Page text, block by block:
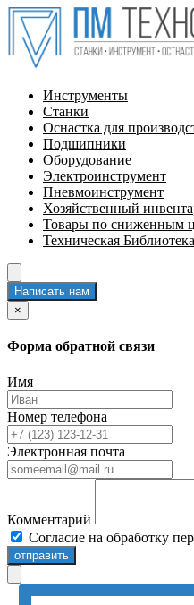
Инструменты
Станки
Оснастка для
Подшипники
Оборудование
Электроинструмент
Пневмоинструмент
Хозяйственный
Товары по сниженным
Техническая Библиотека
Написать нам
×
Форма обратной связи
Имя
Номер телефона
Электронная почта
Комментарий
Согласие на обработку
отправить